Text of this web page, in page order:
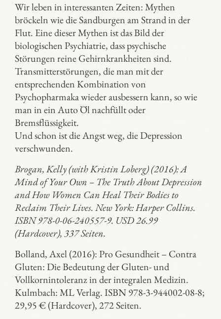
Wir leben in interessanten Zeiten: Mythen
bröckeln wie die Sandburgen am Strand in der
Flut. Eine dieser Mythen ist das Bild der
biologischen Psychiatrie, dass psychische
Störungen reine Gehirnkrankheiten sind.
Transmitterstörungen, die man mit der
entsprechenden Kombination von
Psychopharmaka wieder ausbessern kann, so wie
man in ein Auto Öl nachfüllt oder
Bremsflüssigkeit.
Und schon ist die Angst weg, die Depression
verschwunden.
Brogan, Kelly (with Kristin Loberg) (2016): A
Mind of Your Own – The Truth About Depression
and How Women Can Heal Their Bodies to
Reclaim Their Lives. New York: Harper Collins.
ISBN 978-0-06-240557-9. USD 26.99
(Hardcover), 337 Seiten.
Bolland, Axel (2016): Pro Gesundheit – Contra
Gluten: Die Bedeutung der Gluten- und
Vollkornintoleranz in der integralen Medizin.
Kulmbach: ML Verlag. ISBN 978-3-944002-08-8;
29,95 € (Hardcover), 272 Seiten.